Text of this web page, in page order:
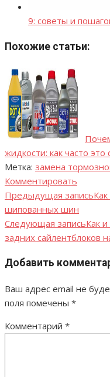
9: советы и
Похожие статьи:
жидкости: как часто это
Метка: замена
Комментировать
Навигация
по
записям
Предыдущая запись
шипованных шин
Следующая записьКак
задних сайлентблоков
Добавить
Ваш адрес email не
поля помечены *
Комментарий *